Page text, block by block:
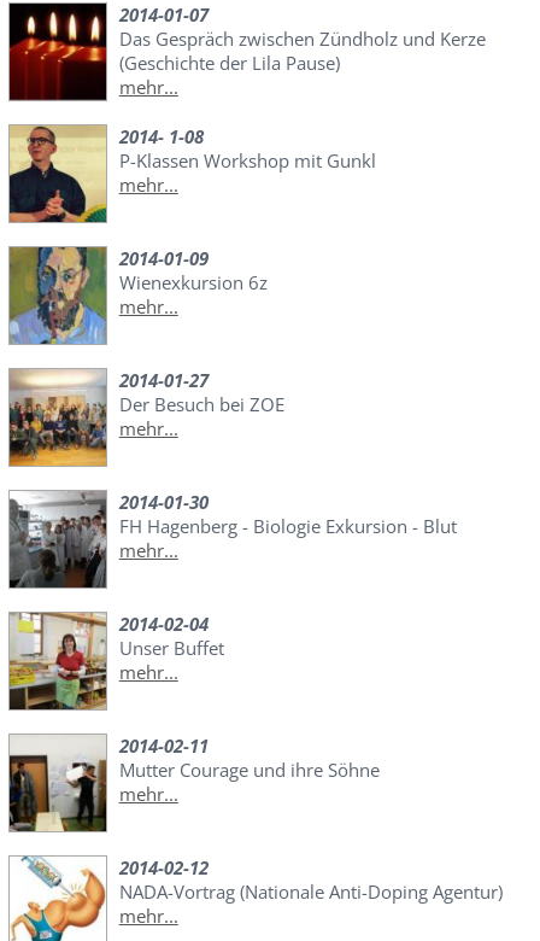
2014-01-07
Das Gespräch zwischen Zündholz und Kerze
(Geschichte der Lila Pause)
mehr...
2014- 1-08
P-Klassen Workshop mit Gunkl
mehr...
2014-01-09
Wienexkursion 6z
mehr...
2014-01-27
Der Besuch bei ZOE
mehr...
2014-01-30
FH Hagenberg - Biologie Exkursion - Blut
mehr...
2014-02-04
Unser Buffet
mehr...
2014-02-11
Mutter Courage und ihre Söhne
mehr...
2014-02-12
NADA-Vortrag (Nationale Anti-Doping Agentur)
mehr...